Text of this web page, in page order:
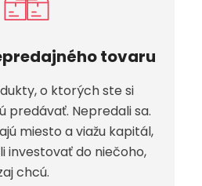
tovaru
o ktorých ste si
predávať. Nepredali sa.
miesto a viažu kapitál,
investovať do niečoho,
chcú.